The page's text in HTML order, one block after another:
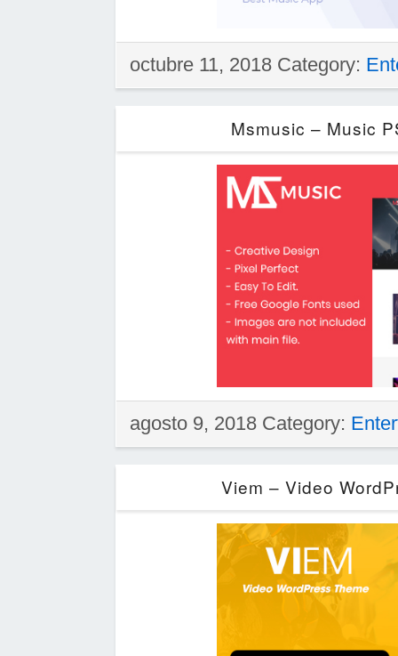
octubre 11, 2018 Category:
Msmusic – Music
agosto 9, 2018 Category:
Viem – Video